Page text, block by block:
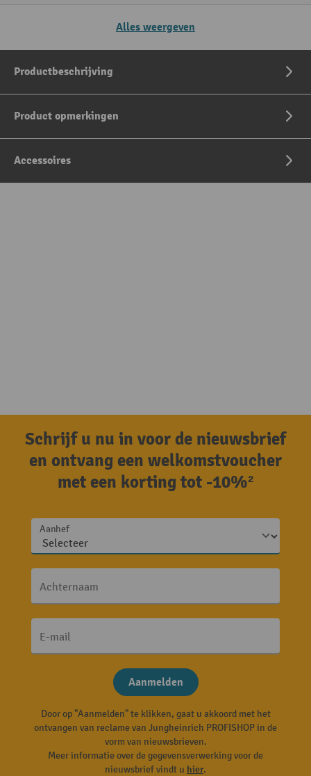
Alles weergeven
Productbeschrijving
Product opmerkingen
Accessoires
Schrijf u nu in voor de nieuwsbrief
en ontvang een welkomstvoucher
met een korting tot -10%²
Aanhef
Achternaam
E-mail
Aanmelden
Door op "Aanmelden" te klikken, gaat u akkoord met het
ontvangen van reclame van Jungheinrich PROFISHOP in de
vorm van nieuwsbrieven.
Meer informatie over de gegevensverwerking voor de
nieuwsbrief vindt u hier.